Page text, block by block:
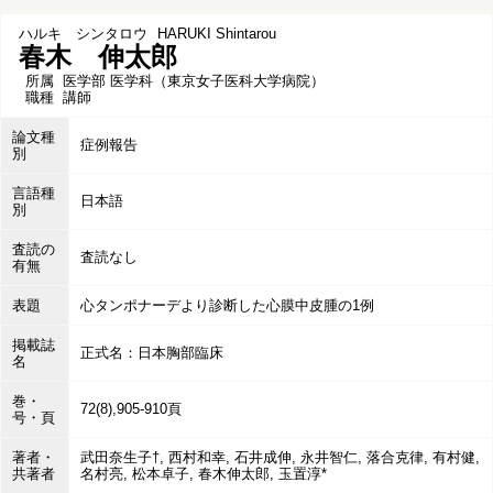
ハルキ シンタロウ HARUKI Shintarou
春木 伸太郎
所属 医学部 医学科（東京女子医科大学病院）
職種 講師
論文種
別
症例報告
言語種
別
日本語
査読の
有無
査読なし
表題 心タンポナーデより診断した心膜中皮腫の1例
掲載誌
名
正式名：日本胸部臨床
巻・
号・頁
72(8),905-910頁
著者・
共著者
武田奈生子†, 西村和幸, 石井成伸, 永井智仁, 落合克律, 有村健,
名村亮, 松本卓子, 春木伸太郎, 玉置淳*